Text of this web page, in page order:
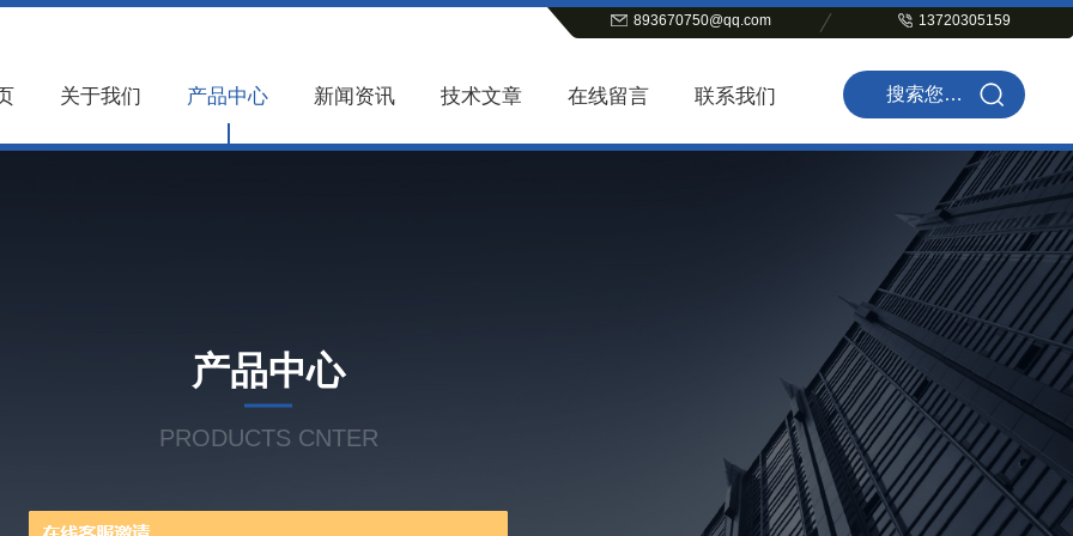
893670750@qq.com 13720305159
关于我们 产品中心 新闻资讯 技术文章 在线留言 联系我们
产品中心
PRODUCTS CNTER